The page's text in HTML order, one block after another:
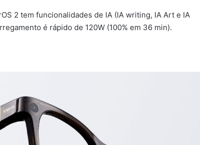
2 tem funcionalidades de IA (IA writing, IA Art e IA
é rápido de 120W (100% em 36 min).